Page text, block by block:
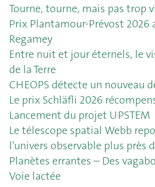
Tourne, tourne, mais pas trop
Prix Plantamour-Prévost
Regamey
Entre nuit et jour éternels, le
de la Terre
CHEOPS détecte un nouveau
Le prix Schläfli 2026
Lancement du projet UPSTEM
Le télescope spatial Webb
l'univers observable plus près
Planètes errantes – Des
Voie lactée